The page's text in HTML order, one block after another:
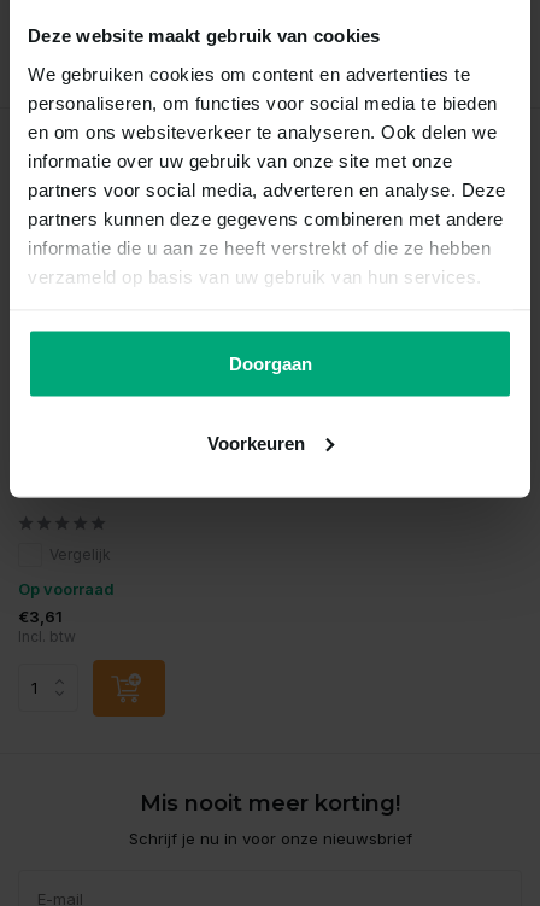
Deze website maakt gebruik van cookies
We gebruiken cookies om content en advertenties te
personaliseren, om functies voor social media te bieden
en om ons websiteverkeer te analyseren. Ook delen we
informatie over uw gebruik van onze site met onze
partners voor social media, adverteren en analyse. Deze
partners kunnen deze gegevens combineren met andere
informatie die u aan ze heeft verstrekt of die ze hebben
verzameld op basis van uw gebruik van hun services.
Doorgaan
Voorkeuren
Schrijf je eigen review
Recent bekeken
Vergelijk
Op voorraad
€3,61
Incl. btw
Mis nooit meer korting!
Schrijf je nu in voor onze nieuwsbrief